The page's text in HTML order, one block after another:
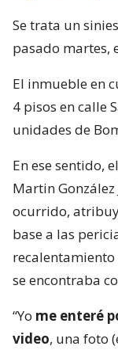
Se trata un
pasado martes,
El inmueble en
4 pisos en calle
unidades de
En ese sentido,
Martin
ocurrido,
base a las
se encontraba
“Yo me enteré
video, una foto